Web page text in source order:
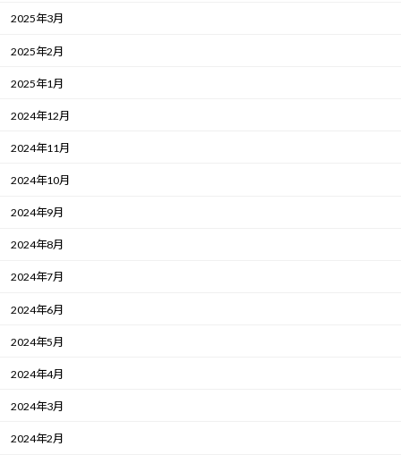
2025年3月
2025年2月
2025年1月
2024年12月
2024年11月
2024年10月
2024年9月
2024年8月
2024年7月
2024年6月
2024年5月
2024年4月
2024年3月
2024年2月